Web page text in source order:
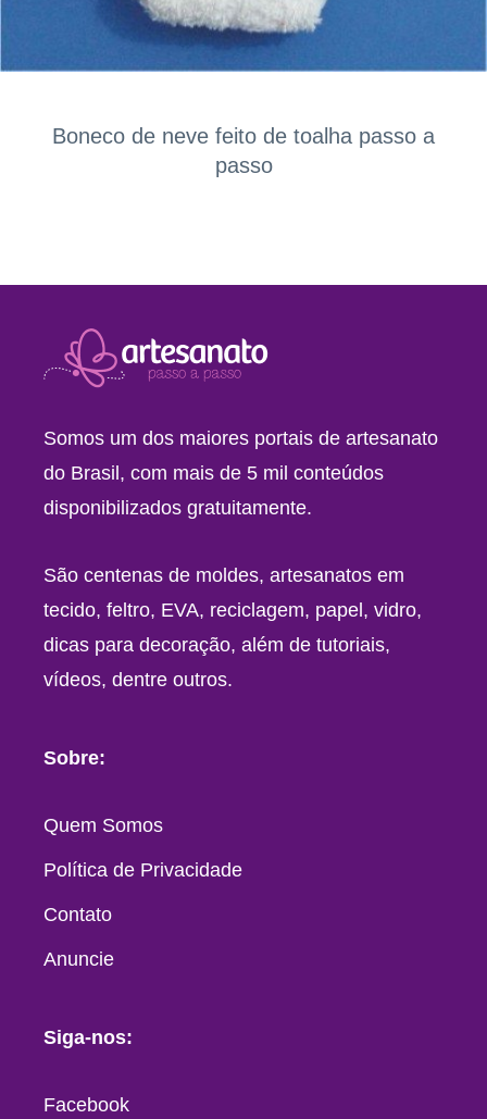
Boneco de neve feito de toalha passo a
passo
Somos um dos maiores portais de artesanato
do Brasil, com mais de 5 mil conteúdos
disponibilizados gratuitamente.
São centenas de moldes, artesanatos em
tecido, feltro, EVA, reciclagem, papel, vidro,
dicas para decoração, além de tutoriais,
vídeos, dentre outros.
Sobre:
Quem Somos
Política de Privacidade
Contato
Anuncie
Siga-nos:
Facebook